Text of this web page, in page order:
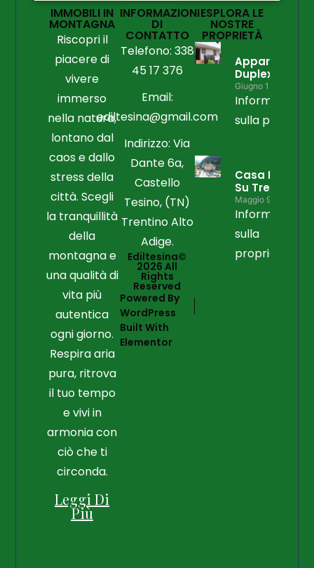
IMMOBILI IN
MONTAGNA
Riscopri il
piacere di
vivere
immerso
nella natura,
lontano dal
caos e dallo
stress della
città. Scegli
la tranquillità
della
montagna e
una qualità di
vita più
autentica
ogni giorno.
Respira aria
pura, ritrova
il tuo tempo
e vivi in
armonia con
ciò che ti
circonda.
Leggi Di
Più
INFORMAZIONI
DI
CONTATTO
Telefono: 338
45 17 376
Email:
ediltesina@gmail.com
Indirizzo: Via
Dante 6a,
Castello
Tesino, (TN)
Trentino Alto
Adige.
Ediltesina©
2026 All
Rights
Reserved
Powered By
WordPress
Built With
Elementor
ESPLORA LE
NOSTRE
PROPRIETÀ
Duplex
Giugno 15, 2026
Informazioni
sulla
Casa Libera
Su Tre Lati
Maggio 9, 2026
Informazioni
sulla
proprietà